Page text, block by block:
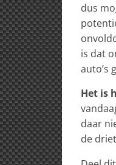
dus
is dat
auto’s
Het is
daar
de